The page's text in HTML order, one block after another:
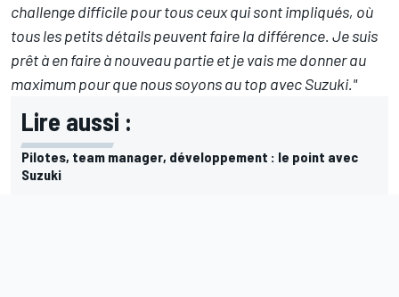
challenge difficile pour tous ceux qui sont impliqués, où
tous les petits détails peuvent faire la différence. Je suis
prêt à en faire à nouveau partie et je vais me donner au
maximum pour que nous soyons au top avec Suzuki."
Lire aussi :
Pilotes, team manager, développement : le point avec
Suzuki